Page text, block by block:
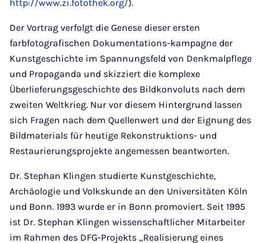
http://www.zi.fotothek.org/).
Der Vortrag verfolgt die Genese dieser ersten
farbfotografischen Dokumentations-kampagne der
Kunstgeschichte im Spannungsfeld von Denkmalpflege
und Propaganda und skizziert die komplexe
Überlieferungsgeschichte des Bildkonvoluts nach dem
zweiten Weltkrieg. Nur vor diesem Hintergrund lassen
sich Fragen nach dem Quellenwert und der Eignung des
Bildmaterials für heutige Rekonstruktions- und
Restaurierungsprojekte angemessen beantworten.
Dr. Stephan Klingen studierte Kunstgeschichte,
Archäologie und Volkskunde an den Universitäten Köln
und Bonn. 1993 wurde er in Bonn promoviert. Seit 1995
ist Dr. Stephan Klingen wissenschaftlicher Mitarbeiter
im Rahmen des DFG-Projekts „Realisierung eines